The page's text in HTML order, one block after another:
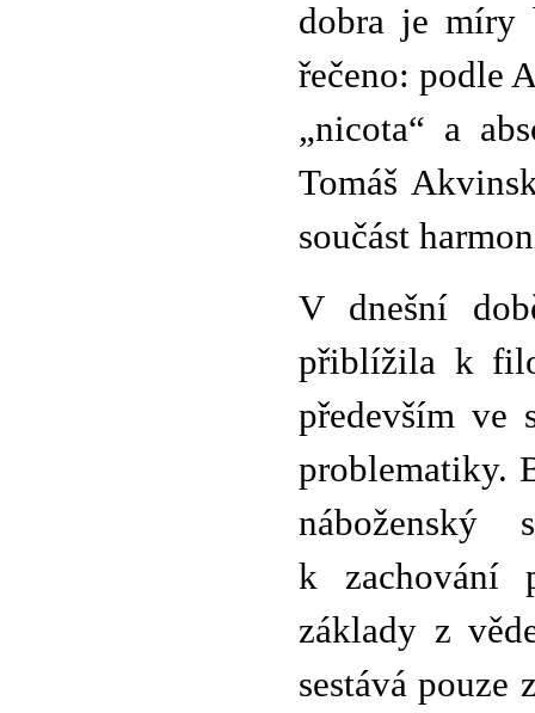
dobra je míry
řečeno: podle
„nicota“ a
Tomáš
součást
V dnešní
přiblížila k
především ve
problematiky.
náboženský
k zachování
základy z
sestává pouze